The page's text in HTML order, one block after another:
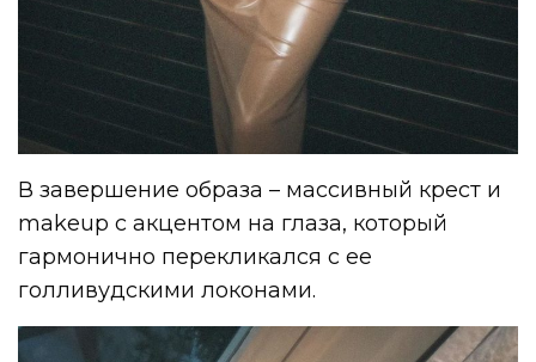
В завершение образа – массивный крест и
makeup с акцентом на глаза, который
гармонично перекликался с ее
голливудскими локонами.